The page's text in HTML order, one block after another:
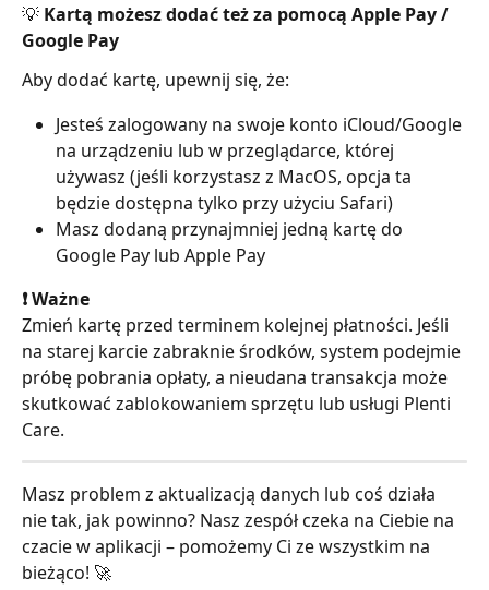
💡 Kartą możesz dodać też za pomocą Apple Pay /
Google Pay
Aby dodać kartę, upewnij się, że:
Jesteś zalogowany na swoje konto iCloud/Google
na urządzeniu lub w przeglądarce, której
używasz (jeśli korzystasz z MacOS, opcja ta
będzie dostępna tylko przy użyciu Safari)
Masz dodaną przynajmniej jedną kartę do
Google Pay lub Apple Pay
❗️ Ważne
Zmień kartę przed terminem kolejnej płatności. Jeśli
na starej karcie zabraknie środków, system podejmie
próbę pobrania opłaty, a nieudana transakcja może
skutkować zablokowaniem sprzętu lub usługi Plenti
Care.
Masz problem z aktualizacją danych lub coś działa
nie tak, jak powinno? Nasz zespół czeka na Ciebie na
czacie w aplikacji – pomożemy Ci ze wszystkim na
bieżąco! 🚀